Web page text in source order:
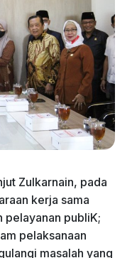
Zulkarnain, pada
kerja sama
pelayanan publiK;
pelaksanaan
masalah yang